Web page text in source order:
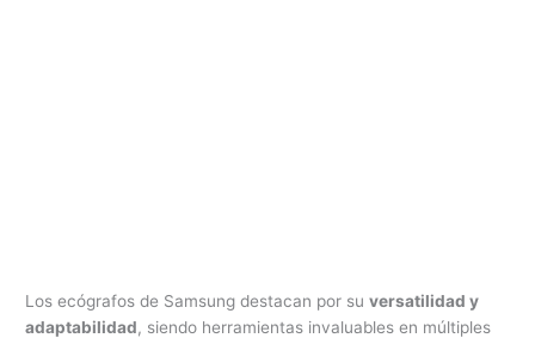
Los ecógrafos de Samsung destacan por suversatilidad y
adaptabilidad, siendo herramientas invaluables en múltiples